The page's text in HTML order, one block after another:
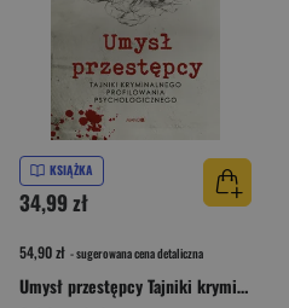
KSIĄŻKA
34,99 zł
54,90 zł - sugerowana cena detaliczna
Umysł przestępcy Tajniki kryminalnego profilowania psychologicznego